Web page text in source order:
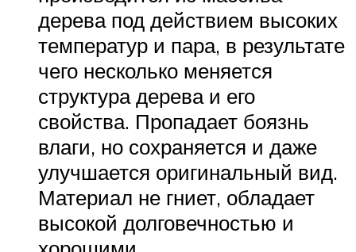
дерева под действием высоких
температур и пара, в результате
чего несколько меняется
структура дерева и его
свойства. Пропадает боязнь
влаги, но сохраняется и даже
улучшается оригинальный вид.
Материал не гниет, обладает
высокой долговечностью и